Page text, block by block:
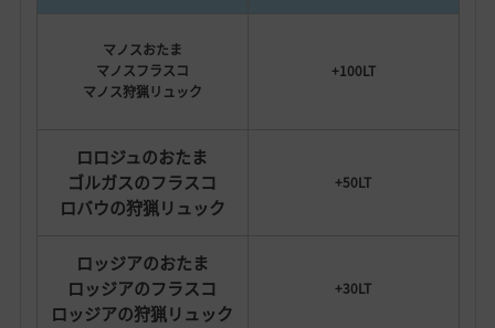
マノスおたま
マノスフラスコ
マノス狩猟リュック
+100LT
ロロジュのおたま
ゴルガスのフラスコ
ロバウの狩猟リュック
+50LT
ロッジアのおたま
ロッジアのフラスコ
ロッジアの狩猟リュック
+30LT